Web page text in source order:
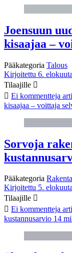
Joensuun
kisaajaa –
Pääkategoria Talous
Kirjoitettu 6.
Tilaajille
Ei kommentteja
kisaajaa – voittaja
Sorvoja
Pääkategoria
Kirjoitettu 5.
Tilaajille
Ei kommentteja
kustannusarvio 14